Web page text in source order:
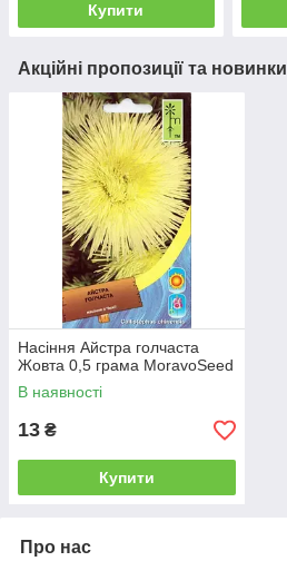
Купити
Акційні пропозиції та новинки
Насіння Айстра голчаста
Жовта 0,5 грама MoravoSeed
В наявності
13 ₴
Купити
Про нас